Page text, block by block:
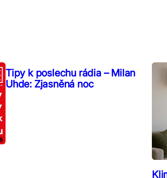
Tipy k poslechu rádia – Milan
Uhde: Zjasněná noc